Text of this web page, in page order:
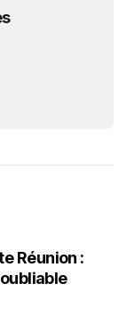
Réunion :